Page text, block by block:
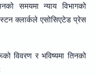
समयमा न्याय विभागको
क्लार्कले एसोसिएटेड प्रेस
विवरण र भविष्यमा तिनको